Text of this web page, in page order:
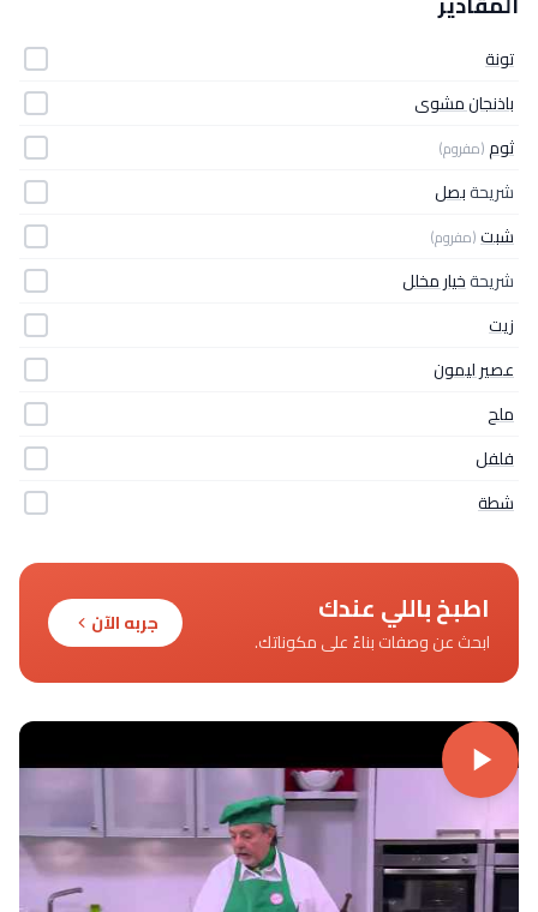
تونة
باذنجان مشوى
ثوم(مفروم)
شريحةبصل
شبت(مفروم)
شريحةخيار مخلل
زيت
عصير ليمون
ملح
فلفل
شطة
اطبخ باللي عندك
ابحث عن وصفات بناءً على مكوناتك.
جربه الآن